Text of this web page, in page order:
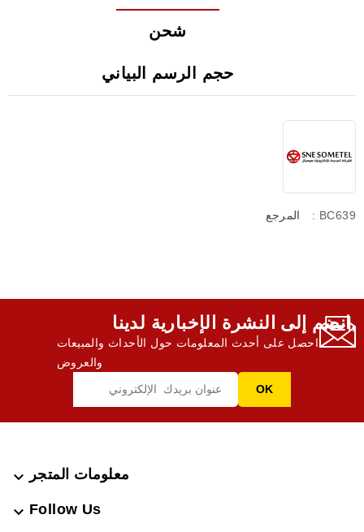
شحن
حجم الرسم البياني
المرجع : BC639
انضم إلى النشرة الإخبارية لدينا,
احصل على أحدث المعلومات حول الأحداث والمبيعات
والعروض
معلومات المتجر 
Follow Us
